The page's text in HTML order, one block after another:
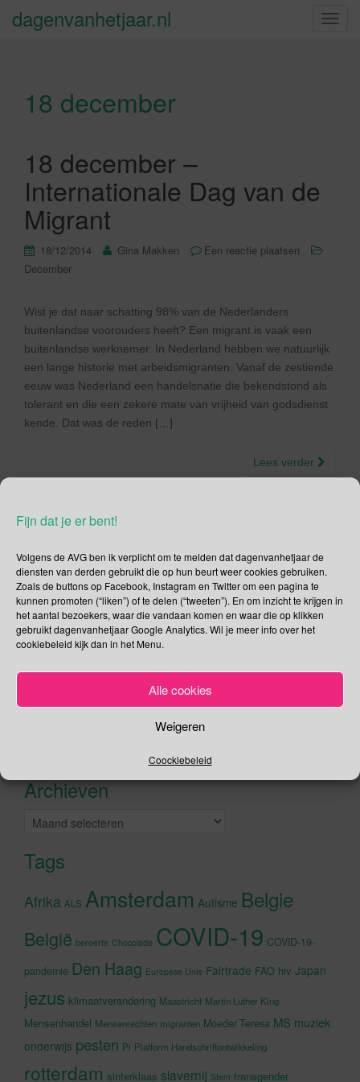
Fijn dat je er bent!
Volgens de AVG ben ik verplicht om te melden dat dagenvanhetjaar de
diensten van derden gebruikt die op hun beurt weer cookies gebruiken.
Zoals de buttons op Facebook, Instagram en Twitter om een pagina te
kunnen promoten (“liken”) of te delen (“tweeten”). En om inzicht te krijgen in
het aantal bezoekers, waar die vandaan komen en waar die op klikken
gebruikt dagenvanhetjaar Google Analytics. Wil je meer info over het
cookiebeleid kijk dan in het Menu.
Alle cookies
Weigeren
Coockiebeleid
S
dagenvanhetjaar.nl
18 december
18 december –
Internationale Dag van de
Migrant
18/12/2014 Gina Makken
Een reactie plaatsen
December
Wist je dat naar schatting 98% van de Nederlanders
buitenlandse voorouders heeft? Een migrant is vaak een
buitenlandse werknemer. In Nederland hebben we natuurlijk
een lange historie met arbeidsmigranten. Vanaf de zestiende
eeuw was Nederland een handelsnatie die bekendstond als
tolerant en die een zekere mate van vrijheid van godsdienst
kende. Dat was de reden […]
Lees verder
Social Media
Je kunt me volgen op
Zoeken
Zoeken
Recente tweets
accepteren en deze inhoud in te
Archieven
Archieven
Tags
Afrika ALS Amsterdam Autisme Belgie
België beroerte Chocolade COVID-19 COVID-19-
pandemie Den Haag Europese Unie Fairtrade FAO hiv Japan
jezus klimaatverandering Maastricht Martin Luther King
Mensenhandel Mensenrechten migranten Moeder Teresa MS muziek
onderwijs pesten Pi Platform Handschriftontwikkeling
rotterdam sinterklaas slavernij Stem transgender